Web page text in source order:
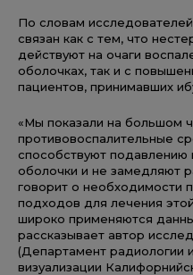
По словам
связан как с тем, что
действуют на очаги
оболочках, так и с
пациентов, принимавших
«Мы показали на большом
противовоспалительные
способствуют подавлению
оболочки и не замедляют
говорит о необходимости
подходов для лечения
широко применяются
рассказывает автор
(Департамент радиологии
визуализации